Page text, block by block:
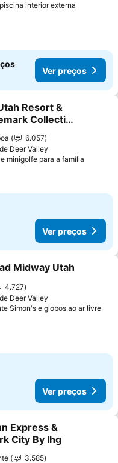
interior externa
Ver preços
aos favoritos
Resort &
Collection
6.057
Deer Valley
minigolfe para a família
Ver preços
aos favoritos
Midway Utah
4.727
Deer Valley
Simon's e globos ao ar livre
Ver preços
aos favoritos
Express &
City By Ihg
3.585